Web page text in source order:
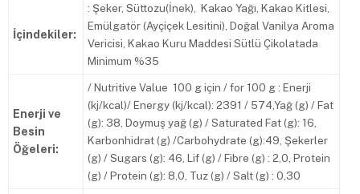
İçindekiler:
: Şeker, Süttozu(İnek), Kakao Yağı, Kakao Kitlesi,
Emülgatör (Ayçiçek Lesitini), Doğal Vanilya Aroma
Vericisi, Kakao Kuru Maddesi Sütlü Çikolatada
Minimum %35
Enerji ve
Besin
Öğeleri:
/ Nutritive Value 100 g için / for 100 g : Enerji
(kj/kcal)/ Energy (kj/kcal): 2391 / 574,Yağ (g) / Fat
(g): 38, Doymuş yağ (g) / Saturated Fat (g): 16,
Karbonhidrat (g) /Carbohydrate (g):49, Şekerler
(g) / Sugars (g): 46, Lif (g) / Fibre (g) : 2,0, Protein
(g) / Protein (g): 8,0, Tuz (g) / Salt (g) : 0,30